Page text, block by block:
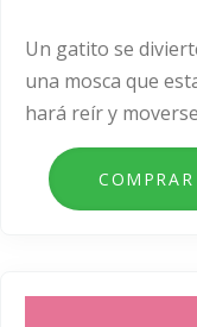
Un gatito se
una mosca que
hará reír y